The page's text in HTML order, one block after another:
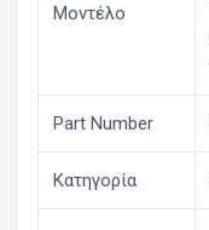
Μοντέλο
Part Number
Κατηγορία